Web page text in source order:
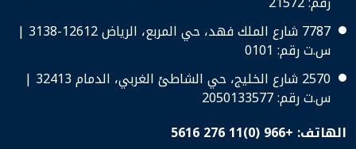
7787 شارع الملك فهد، حي المربع، الرياض 12612-3138 |
س.ت رقم: 0101
2570 شارع الخليج، حي الشاطئ الغربي، الدمام 32413 |
س.ت رقم: 2050133577
الهاتف: +966 (0)11 276 5616